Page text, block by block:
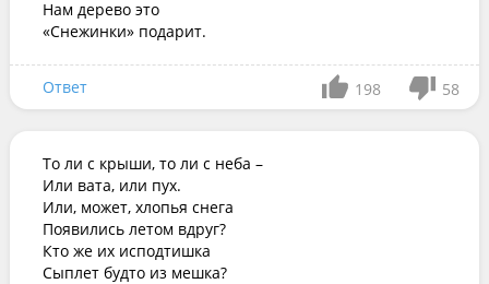
Нам дерево это
«Снежинки» подарит.
Ответ 198 58
То ли с крыши, то ли с неба –
Или вата, или пух.
Или, может, хлопья снега
Появились летом вдруг?
Кто же их исподтишка
Сыплет будто из мешка?